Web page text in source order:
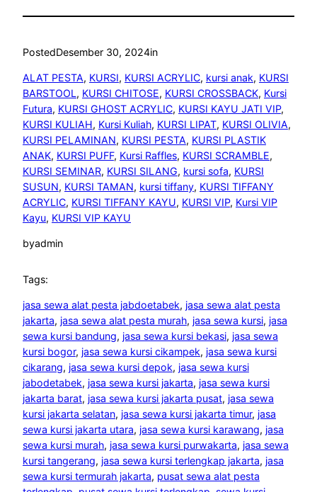
PostedDesember 30, 2024in
ALAT PESTA, KURSI, KURSI ACRYLIC, kursi anak, KURSI
BARSTOOL, KURSI CHITOSE, KURSI CROSSBACK, Kursi
Futura, KURSI GHOST ACRYLIC, KURSI KAYU JATI VIP
KURSI KULIAH, Kursi Kuliah, KURSI LIPAT, KURSI OLIVIA
KURSI PELAMINAN, KURSI PESTA, KURSI PLASTIK
ANAK, KURSI PUFF, Kursi Raffles, KURSI SCRAMBLE
KURSI SEMINAR, KURSI SILANG, kursi sofa, KURSI
SUSUN, KURSI TAMAN, kursi tiffany, KURSI TIFFANY
ACRYLIC, KURSI TIFFANY KAYU, KURSI VIP, Kursi VIP
Kayu, KURSI VIP KAYU
byadmin
Tags:
jasa sewa alat pesta jabdoetabek, jasa sewa alat pesta
jakarta, jasa sewa alat pesta murah, jasa sewa kursi, jasa
sewa kursi bandung, jasa sewa kursi bekasi, jasa sewa
kursi bogor, jasa sewa kursi cikampek, jasa sewa kursi
cikarang, jasa sewa kursi depok, jasa sewa kursi
jabodetabek, jasa sewa kursi jakarta, jasa sewa kursi
jakarta barat, jasa sewa kursi jakarta pusat, jasa sewa
kursi jakarta selatan, jasa sewa kursi jakarta timur, jasa
sewa kursi jakarta utara, jasa sewa kursi karawang, jasa
sewa kursi murah, jasa sewa kursi purwakarta, jasa sewa
kursi tangerang, jasa sewa kursi terlengkap jakarta, jasa
sewa kursi termurah jakarta, pusat sewa alat pesta